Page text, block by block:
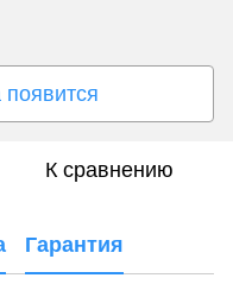
К сравнению
Гарантия